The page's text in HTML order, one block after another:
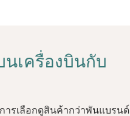
เครื่องบินกับ
ารเลือกดูสินค้ากว่าพันแบรนด์